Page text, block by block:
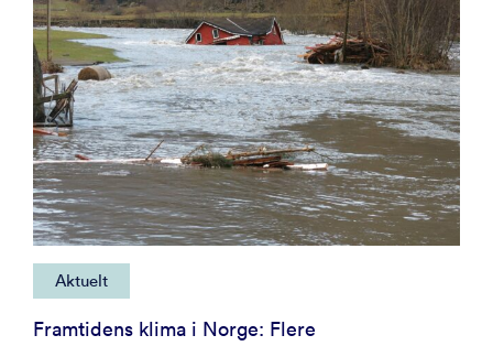
Aktuelt
Framtidens klima i Norge: Flere